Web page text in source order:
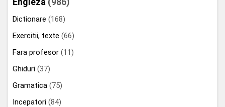
Dictionare (168)
Exercitii, texte (66)
Fara profesor (11)
Ghiduri (37)
Gramatica (75)
Incepatori (84)